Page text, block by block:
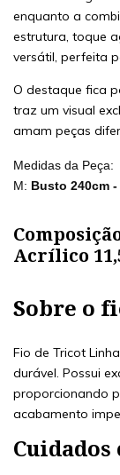
enquanto a
estrutura, toque
versátil, perfeita
O destaque fica
traz um visual
amam peças
Medidas da Peça:
M: Busto 240cm
Acrílico
Sobre o
Fio de Tricot
durável. Possui
proporcionando
acabamento
Cuidados